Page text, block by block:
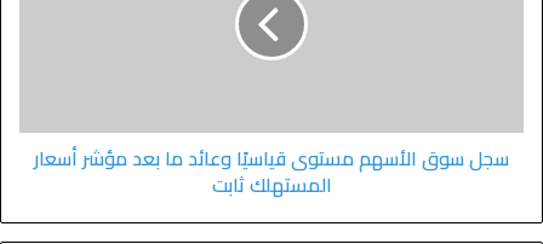
سجل سوق الأسهم مستوى قياسيًا وعائد ما بعد مؤشر أسعار
المستهلك ثابت